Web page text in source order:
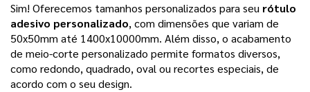
Sim! Oferecemos tamanhos personalizados para seu rótulo
adesivo personalizado, com dimensões que variam de
50x50mm até 1400x10000mm. Além disso, o acabamento
de meio-corte personalizado permite formatos diversos,
como redondo, quadrado, oval ou recortes especiais, de
acordo com o seu design.